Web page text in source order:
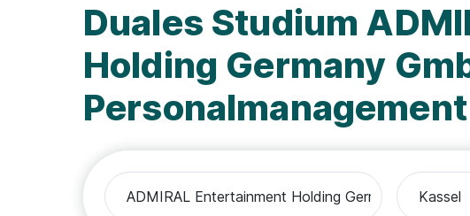
Duales Studium
Holding Germany
Personalmanagement